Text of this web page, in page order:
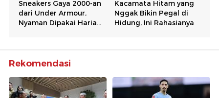
Rekomendasi